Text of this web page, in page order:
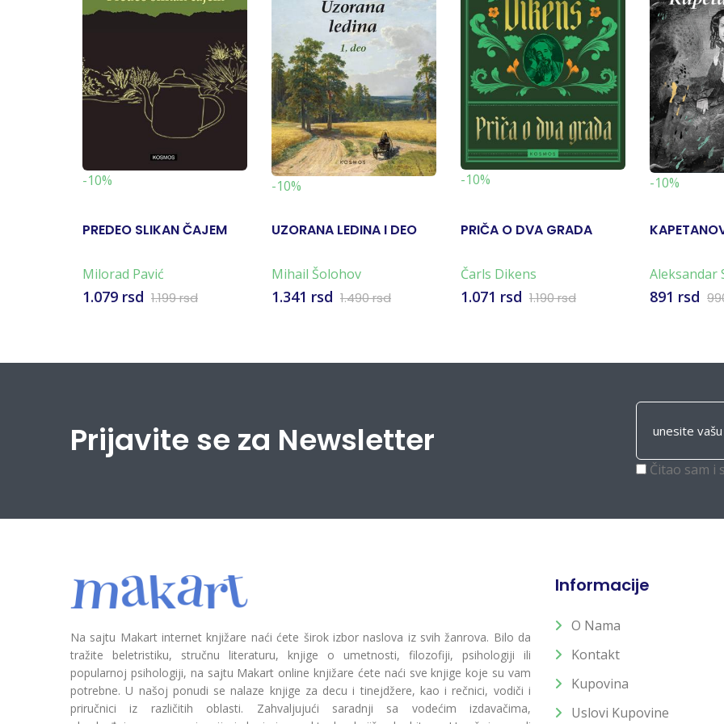
-10%
PREDEO SLIKAN ČAJEM
Milorad Pavić
1.079 rsd 1.199 rsd
-10%
UZORANA LEDINA I DEO
Mihail Šolohov
1.341 rsd 1.490 rsd
-10%
PRIČA O DVA GRADA
Čarls Dikens
1.071 rsd 1.190 rsd
-10%
Aleksandar
Puškin
891 rsd
Prijavite se za Newsletter
Čitao sam i
Na sajtu Makart internet knjižare naći ćete širok izbor naslova iz svih žanrova. Bilo da
tražite beletristiku, stručnu literaturu, knjige o umetnosti, filozofiji, psihologiji ili
popularnoj psihologiji, na sajtu Makart online knjižare ćete naći sve knjige koje su vam
potrebne. U našoj ponudi se nalaze knjige za decu i tinejdžere, kao i rečnici, vodiči i
priručnici iz različitih oblasti. Zahvaljujući saradnji sa vodećim izdavačima,
Informacije
O Nama
Kontakt
Kupovina
Uslovi Kupovine